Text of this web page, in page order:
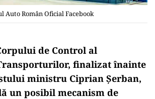
Auto Român Oficial Facebook
de Control al
finalizat înainte
ministru Ciprian Șerban,
un posibil mecanism de